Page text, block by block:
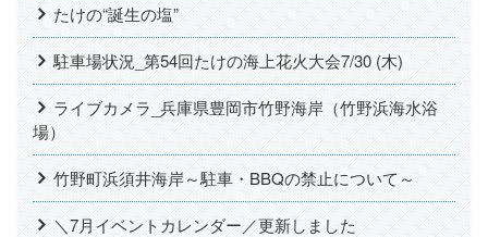
たけの“誕生の塩”
駐車場状況_第54回たけの海上花火大会7/30 (木)
ライブカメラ_兵庫県豊岡市竹野海岸（竹野浜海水浴
場）
竹野町浜須井海岸～駐車・BBQの禁止について～
＼7月イベントカレンダー／更新しました